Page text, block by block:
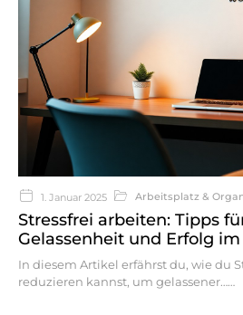
1. Januar 2025 Arbeitsplatz &
Stressfrei arbeiten: Tipps
Gelassenheit und Erfolg
In diesem Artikel erfährst du, wie du
reduzieren kannst, um gelassener…